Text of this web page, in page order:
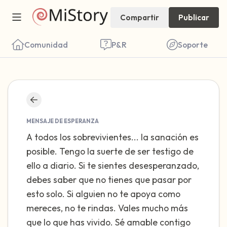
Compartir Publicar
Comunidad P&R Soporte
MENSAJE DE ESPERANZA
A todos los sobrevivientes... la sanación es
posible. Tengo la suerte de ser testigo de
ello a diario. Si te sientes desesperanzado,
debes saber que no tienes que pasar por
esto solo. Si alguien no te apoya como
mereces, no te rindas. Vales mucho más
que lo que has vivido. Sé amable contigo
Encuentra un lugar cómodo para sentarte.
Cierra los ojos suavemente y respira
profundamente un par de veces: inhala por
la nariz (cuenta hasta 3), exhala por la
boca (cuenta hasta 3). Ahora abre los ojos
y mira a tu alrededor. Nombra lo siguiente
en voz alta: